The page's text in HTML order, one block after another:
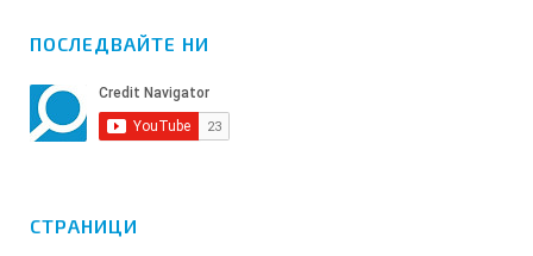
ПОСЛЕДВАЙТЕ НИ
СТРАНИЦИ